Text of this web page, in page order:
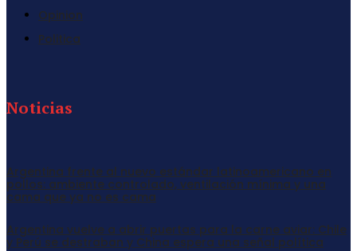
Opinion
Politica
Noticias
Argentina frente al nuevo estándar latinoamericano en
pollos: ambiente controlado, ventilación mínima y una
cama que ya no es cama
Argentina vuelve a abrir puertas para la carne aviar: Chile
y Perú se destraban y China espera una señal política